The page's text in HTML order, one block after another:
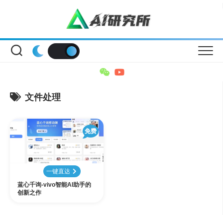
文件处理
免费
一键直达
蓝心千询-vivo智能AI助手的
创新之作